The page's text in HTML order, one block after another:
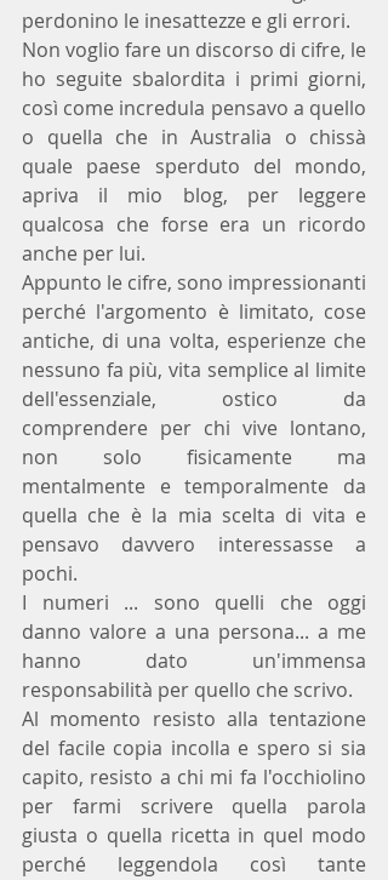
perdonino le inesattezze e gli errori.
Non voglio fare un discorso di cifre, le
ho seguite sbalordita i primi giorni,
così come incredula pensavo a quello
o quella che in Australia o chissà
quale paese sperduto del mondo,
apriva il mio blog, per leggere
qualcosa che forse era un ricordo
anche per lui.
Appunto le cifre, sono impressionanti
perché l'argomento è limitato, cose
antiche, di una volta, esperienze che
nessuno fa più, vita semplice al limite
dell'essenziale, ostico da
comprendere per chi vive lontano,
non solo fisicamente ma
mentalmente e temporalmente da
quella che è la mia scelta di vita e
pensavo davvero interessasse a
pochi.
I numeri ... sono quelli che oggi
danno valore a una persona... a me
hanno dato un'immensa
responsabilità per quello che scrivo.
Al momento resisto alla tentazione
del facile copia incolla e spero si sia
capito, resisto a chi mi fa l'occhiolino
per farmi scrivere quella parola
giusta o quella ricetta in quel modo
perché leggendola così tante